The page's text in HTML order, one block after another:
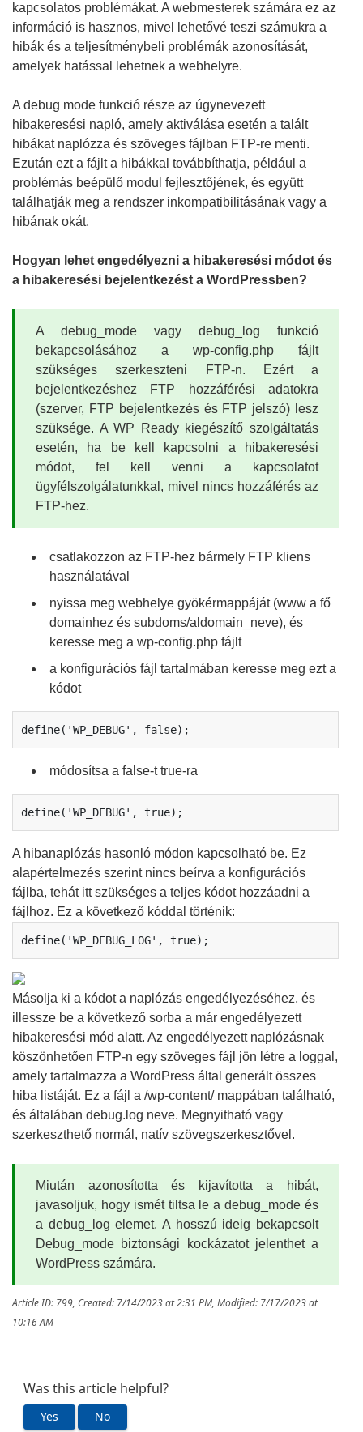
kapcsolatos problémákat. A webmesterek számára ez az
információ is hasznos, mivel lehetővé teszi számukra a
hibák és a teljesítménybeli problémák azonosítását,
amelyek hatással lehetnek a webhelyre.
A debug mode funkció része az úgynevezett
hibakeresési napló, amely aktiválása esetén a talált
hibákat naplózza és szöveges fájlban FTP-re menti.
Ezután ezt a fájlt a hibákkal továbbíthatja, például a
problémás beépülő modul fejlesztőjének, és együtt
találhatják meg a rendszer inkompatibilitásának vagy a
hibának okát.
Hogyan lehet engedélyezni a hibakeresési módot és
a hibakeresési bejelentkezést a WordPressben?
A debug_mode vagy debug_log funkció
bekapcsolásához a wp-config.php fájlt
szükséges szerkeszteni FTP-n. Ezért a
bejelentkezéshez FTP hozzáférési adatokra
(szerver, FTP bejelentkezés és FTP jelszó) lesz
szüksége. A WP Ready kiegészítő szolgáltatás
esetén, ha be kell kapcsolni a hibakeresési
módot, fel kell venni a kapcsolatot
ügyfélszolgálatunkkal, mivel nincs hozzáférés az
FTP-hez.
csatlakozzon az FTP-hez bármely FTP kliens
használatával
nyissa meg webhelye gyökérmappáját (www a fő
domainhez és subdoms/aldomain_neve), és
keresse meg a wp-config.php fájlt
a konfigurációs fájl tartalmában keresse meg ezt a
kódot
define('WP_DEBUG', false);
módosítsa a false-t true-ra
define('WP_DEBUG', true);
A hibanaplózás hasonló módon kapcsolható be. Ez
alapértelmezés szerint nincs beírva a konfigurációs
fájlba, tehát itt szükséges a teljes kódot hozzáadni a
fájlhoz. Ez a következő kóddal történik:
define('WP_DEBUG_LOG', true);
Másolja ki a kódot a naplózás engedélyezéséhez, és
illessze be a következő sorba a már engedélyezett
hibakeresési mód alatt. Az engedélyezett naplózásnak
köszönhetően FTP-n egy szöveges fájl jön létre a loggal,
amely tartalmazza a WordPress által generált összes
hiba listáját. Ez a fájl a /wp-content/ mappában található,
és általában debug.log neve. Megnyitható vagy
szerkeszthető normál, natív szövegszerkesztővel.
Miután azonosította és kijavította a hibát,
javasoljuk, hogy ismét tiltsa le a debug_mode és
a debug_log elemet. A hosszú ideig bekapcsolt
Debug_mode biztonsági kockázatot jelenthet a
WordPress számára.
Article ID: 799 Created: 7/14/2023 at 2:31 PM Modified: 7/17/2023 at
10:16 AM
Was this article helpful?
Yes No